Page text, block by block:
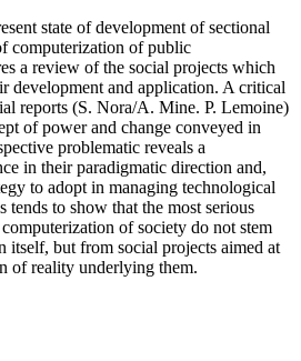
state of development of sectional
computerization of public
a review of the social projects which
development and application. A critical
reports (S. Nora/A. Mine. P. Lemoine)
of power and change conveyed in
problematic reveals a
in their paradigmatic direction and,
to adopt in managing technological
tends to show that the most serious
of society do not stem
itself, but from social projects aimed at
of reality underlying them.